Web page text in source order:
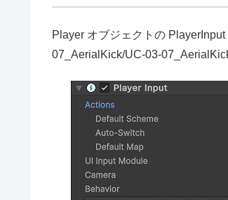
Player オブジェクトの
07_AerialKick/UC-03-